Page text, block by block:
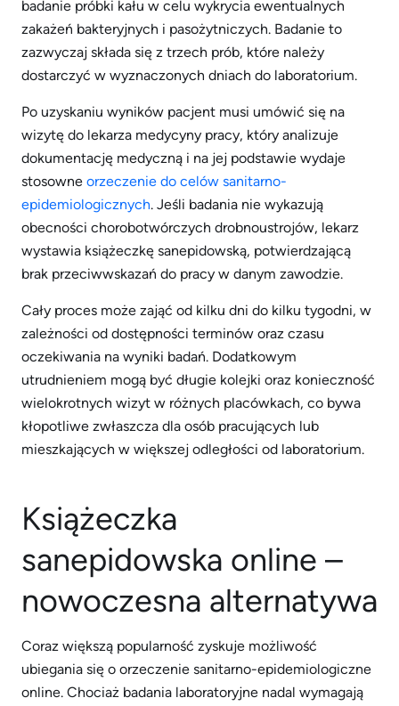
badanie próbki kału w celu wykrycia ewentualnych
zakażeń bakteryjnych i pasożytniczych. Badanie to
zazwyczaj składa się z trzech prób, które należy
dostarczyć w wyznaczonych dniach do laboratorium.
Po uzyskaniu wyników pacjent musi umówić się na
wizytę do lekarza medycyny pracy, który analizuje
dokumentację medyczną i na jej podstawie wydaje
stosowne orzeczenie do celów sanitarno-
epidemiologicznych. Jeśli badania nie wykazują
obecności chorobotwórczych drobnoustrojów, lekarz
wystawia książeczkę sanepidowską, potwierdzającą
brak przeciwwskazań do pracy w danym zawodzie.
Cały proces może zająć od kilku dni do kilku tygodni, w
zależności od dostępności terminów oraz czasu
oczekiwania na wyniki badań. Dodatkowym
utrudnieniem mogą być długie kolejki oraz konieczność
wielokrotnych wizyt w różnych placówkach, co bywa
kłopotliwe zwłaszcza dla osób pracujących lub
mieszkających w większej odległości od laboratorium.
Książeczka
sanepidowska online –
nowoczesna alternatywa
Coraz większą popularność zyskuje możliwość
ubiegania się o orzeczenie sanitarno-epidemiologiczne
online. Chociaż badania laboratoryjne nadal wymagają